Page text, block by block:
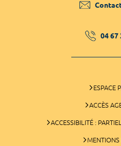
04 67
ESPACE
ACCÈS
ACCESSIBILITÉ :
MENTIONS